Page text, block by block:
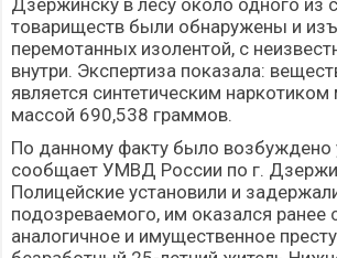
Дзержинску в лесу около одного из
товариществ были обнаружены и
перемотанных изолентой, с
внутри. Экспертиза показала:
является синтетическим
массой 690,538 граммов.
По данному факту было возбуждено
сообщает УМВД России по г.
Полицейские установили и
подозреваемого, им оказался ранее
аналогичное и имущественное